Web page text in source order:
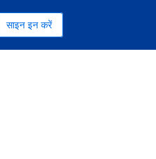
साइन इन करें